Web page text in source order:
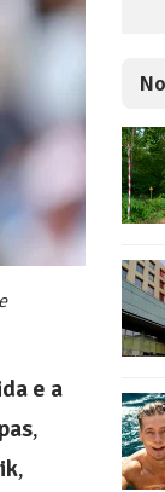
e a
,
,